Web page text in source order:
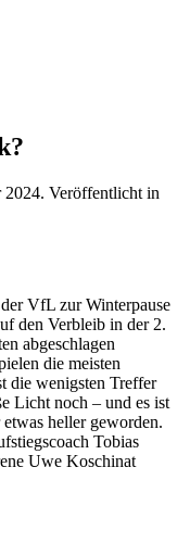
2024. Veröffentlicht in
VfL zur Winterpause
den Verbleib in der 2.
abgeschlagen
die meisten
die wenigsten Treffer
Licht noch – und es ist
heller geworden.
Tobias
Uwe Koschinat